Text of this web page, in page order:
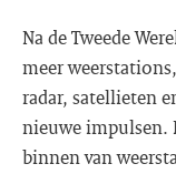
Na de Tweede
meer
radar, satellieten
nieuwe impulsen.
binnen van